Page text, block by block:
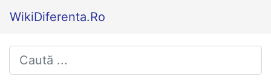
WikiDiferenta.Ro